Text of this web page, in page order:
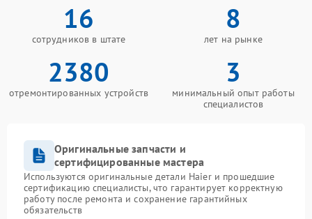
16
сотрудников в штате
8
лет на рынке
2380
отремонтированных устройств
3
минимальный опыт работы
специалистов
Оригинальные запчасти и
сертифицированные мастера
Используются оригинальные детали Haier и прошедшие
сертификацию специалисты, что гарантирует корректную
работу после ремонта и сохранение гарантийных
обязательств